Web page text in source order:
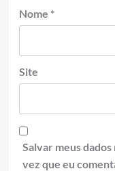
Nome *
Site
Salvar meus
vez que eu